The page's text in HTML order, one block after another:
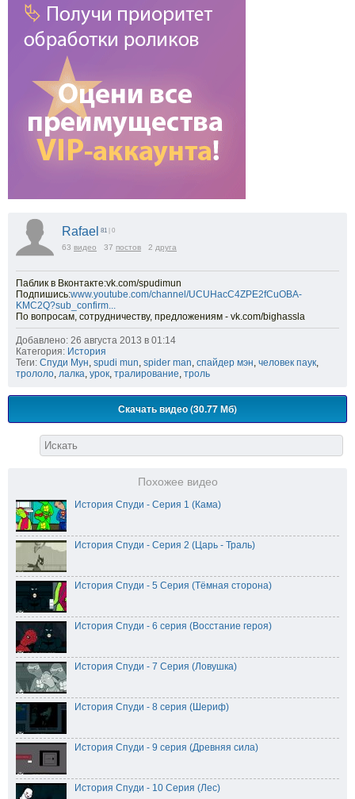
Rafael 81 | 0
63 видео 37 постов 2 друга
Паблик в Вконтакте:vk.com/spudimun
Подпишись:www.youtube.com/channel/UCUHacC4ZPE2fCuOBA-
KMC2Q?sub_confirm...
По вопросам, сотрудничеству, предложениям - vk.com/bighassla
Добавлено: 26 августа 2013 в 01:14
Категория: История
Теги: Спуди Мун, spudi mun, spider man, спайдер мэн, человек паук,
трололо, лалка, урок, тралирование, троль
Скачать видео (30.77 Мб)
Похожее видео
История Спуди - Серия 1 (Кама)
История Спуди - Серия 2 (Царь - Траль)
История Спуди - 5 Серия (Тёмная сторона)
История Спуди - 6 серия (Восстание героя)
История Спуди - 7 Серия (Ловушка)
История Спуди - 8 серия (Шериф)
История Спуди - 9 серия (Древняя сила)
История Спуди - 10 Серия (Лес)